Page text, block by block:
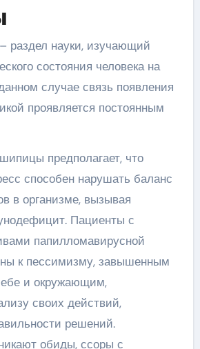
раздел науки, изучающий
состояния человека на
случае связь появления
проявляется постоянным
предполагает, что
способен нарушать баланс
в организме, вызывая
Пациенты с
папилломавирусной
к пессимизму, завышенным
и окружающим,
своих действий,
решений.
обиды, ссоры с